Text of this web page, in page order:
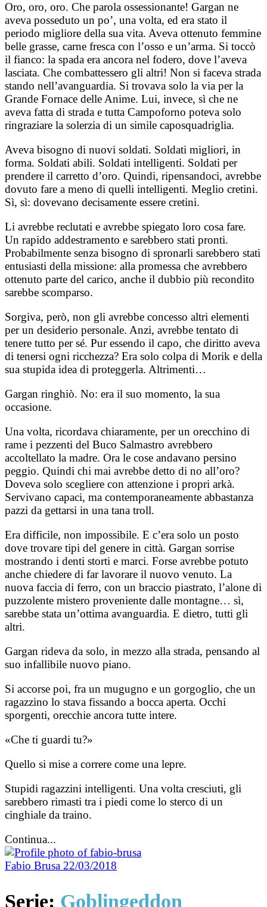
Oro, oro, oro. Che parola ossessionante! Gargan ne
aveva posseduto un po’, una volta, ed era stato il
periodo migliore della sua vita. Aveva ottenuto femmine
belle grasse, carne fresca con l’osso e un’arma. Si toccò
il fianco: la spada era ancora nel fodero, dove l’aveva
lasciata. Che combattessero gli altri! Non si faceva strada
stando nell’avanguardia. Si trovava solo la via per la
Grande Fornace delle Anime. Lui, invece, sì che ne
aveva fatta di strada e tutta Campoforno poteva solo
ringraziare la solerzia di un simile caposquadriglia.
Aveva bisogno di nuovi soldati. Soldati migliori, in
forma. Soldati abili. Soldati intelligenti. Soldati per
prendere il carretto d’oro. Quindi, ripensandoci, avrebbe
dovuto fare a meno di quelli intelligenti. Meglio cretini.
Sì, sì: dovevano decisamente essere cretini.
Li avrebbe reclutati e avrebbe spiegato loro cosa fare.
Un rapido addestramento e sarebbero stati pronti.
Probabilmente senza bisogno di spronarli sarebbero stati
entusiasti della missione: alla promessa che avrebbero
ottenuto parte del carico, anche il dubbio più recondito
sarebbe scomparso.
Sorgiva, però, non gli avrebbe concesso altri elementi
per un desiderio personale. Anzi, avrebbe tentato di
tenere tutto per sé. Pur essendo il capo, che diritto aveva
di tenersi ogni ricchezza? Era solo colpa di Morik e della
sua stupida idea di proteggerla. Altrimenti…
Gargan ringhiò. No: era il suo momento, la sua
occasione.
Una volta, ricordava chiaramente, per un orecchino di
rame i pezzenti del Buco Salmastro avrebbero
accoltellato la madre. Ora le cose andavano persino
peggio. Quindi chi mai avrebbe detto di no all’oro?
Doveva solo scegliere con attenzione i propri arkà.
Servivano capaci, ma contemporaneamente abbastanza
pazzi da gettarsi in una tana troll.
Era difficile, non impossibile. E c’era solo un posto
dove trovare tipi del genere in città. Gargan sorrise
mostrando i denti storti e marci. Forse avrebbe potuto
anche chiedere di far lavorare il nuovo venuto. La
nuova faccia di ferro, con un braccio piastrato, l’alone di
puzzolente mistero proveniente dalle montagne… sì,
sarebbe stata un’ottima avanguardia. E dietro, tutti gli
altri.
Gargan rideva da solo, in mezzo alla strada, pensando al
suo infallibile nuovo piano.
Si accorse poi, fra un mugugno e un gorgoglio, che un
ragazzino lo stava fissando a bocca aperta. Occhi
sporgenti, orecchie ancora tutte intere.
«Che ti guardi tu?»
Quello si mise a correre come una lepre.
Stupidi ragazzini intelligenti. Una volta cresciuti, gli
sarebbero rimasti tra i piedi come lo sterco di un
cinghiale da traino.
Continua...
Fabio Brusa 22/03/2018
Serie: Goblingeddon